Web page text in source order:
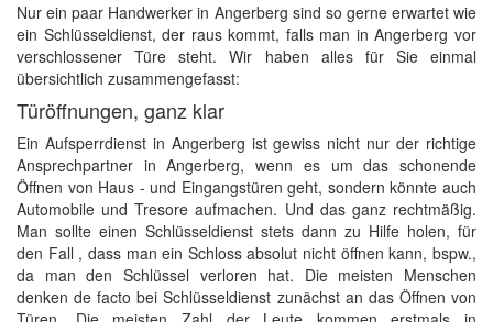
Nur ein paar Handwerker in Angerberg sind so gerne erwartet wie
ein Schlüsseldienst, der raus kommt, falls man in Angerberg vor
verschlossener Türe steht. Wir haben alles für Sie einmal
übersichtlich zusammengefasst:
Türöffnungen, ganz klar
Ein Aufsperrdienst in Angerberg ist gewiss nicht nur der richtige
Ansprechpartner in Angerberg, wenn es um das schonende
Öffnen von Haus - und Eingangstüren geht, sondern könnte auch
Automobile und Tresore aufmachen. Und das ganz rechtmäßig.
Man sollte einen Schlüsseldienst stets dann zu Hilfe holen, für
den Fall , dass man ein Schloss absolut nicht öffnen kann, bspw.,
da man den Schlüssel verloren hat. Die meisten Menschen
denken de facto bei Schlüsseldienst zunächst an das Öffnen von